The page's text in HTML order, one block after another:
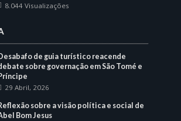
8.044 Visualizações
de guia turístico reacende
sobre governação em São Tomé e
29 Abril, 2026
sobre a visão política e social de
Bom Jesus